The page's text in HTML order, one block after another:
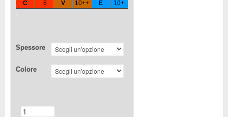
C
6 V 10++ E 10+
Spessore
Colore